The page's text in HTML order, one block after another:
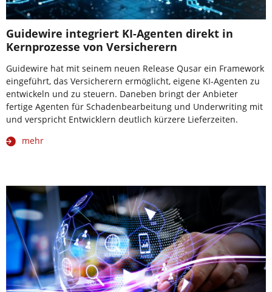
Guidewire integriert KI-Agenten direkt in
Kernprozesse von Versicherern
Guidewire hat mit seinem neuen Release Qusar ein Framework
eingeführt, das Versicherern ermöglicht, eigene KI-Agenten zu
entwickeln und zu steuern. Daneben bringt der Anbieter
fertige Agenten für Schadenbearbeitung und Underwriting mit
und verspricht Entwicklern deutlich kürzere Lieferzeiten.
mehr